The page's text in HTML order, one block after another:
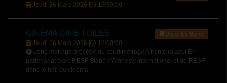
Jeudi 26 Mars 2026 | 13:30:00
CINÉMA CINÉ TOILES Digne les Bains
Jeudi 26 Mars 2026 |
18:00:00
Long métrage précédé du court métrage A fronteira azul En
partenariat avec RESF Stand d'Amnesty International et de RESF
dans le hall du cinéma